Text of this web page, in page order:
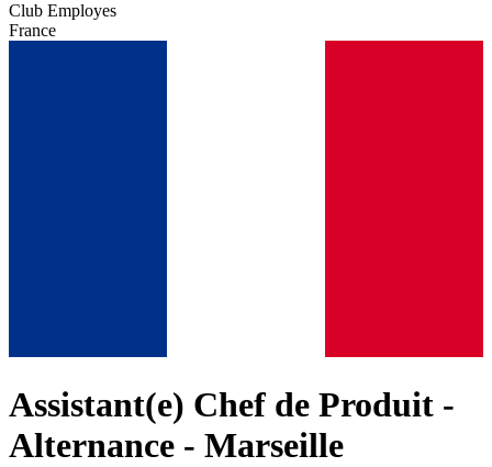
Club Employes
France
Assistant(e) Chef de Produit -
Alternance - Marseille